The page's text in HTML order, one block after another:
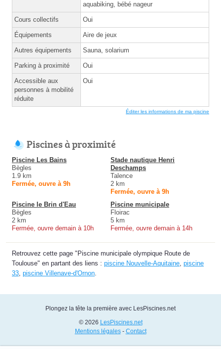
aquabiking, bébé nageur
Cours collectifs Oui
Équipements Aire de jeux
Autres équipements Sauna, solarium
Parking à proximité Oui
Accessible aux
personnes à mobilité
réduite
Oui
Éditer les informations de ma piscine
Piscines à proximité
Piscine Les Bains
Bègles
1.9 km
Fermée, ouvre à 9h
Stade nautique Henri
Deschamps
Talence
2 km
Fermée, ouvre à 9h
Piscine le Brin d'Eau
Bègles
2 km
Fermée, ouvre demain à 10h
Piscine municipale
Floirac
5 km
Fermée, ouvre demain à 14h
Retrouvez cette page "Piscine municipale olympique Route de
Toulouse" en partant des liens : piscine Nouvelle-Aquitaine, piscine
33, piscine Villenave-d'Ornon.
Plongez la tête la première avec LesPiscines.net
© 2026 LesPiscines.net
Mentions légales- Contact